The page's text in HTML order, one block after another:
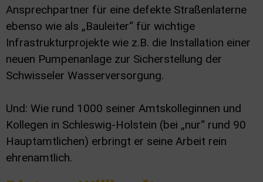
Ansprechpartner für eine defekte Straßenlaterne
ebenso wie als „Bauleiter“ für wichtige
Infrastrukturprojekte wie z.B. die Installation einer
neuen Pumpenanlage zur Sicherstellung der
Schwisseler Wasserversorgung.
Und: Wie rund 1000 seiner Amtskolleginnen und
Kollegen in Schleswig-Holstein (bei „nur“ rund 90
Hauptamtlichen) erbringt er seine Arbeit rein
ehrenamtlich.